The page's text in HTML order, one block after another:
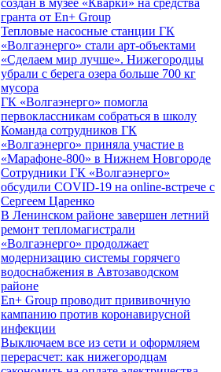
создан в музее «Кварки» на средства
гранта от En+ Group
Тепловые насосные станции ГК
«Волгаэнерго» стали арт-объектами
«Сделаем мир лучше». Нижегородцы
убрали с берега озера больше 700 кг
мусора
ГК «Волгаэнерго» помогла
первоклассникам собраться в школу
Команда сотрудников ГК
«Волгаэнерго» приняла участие в
«Марафоне-800» в Нижнем Новгороде
Сотрудники ГК «Волгаэнерго»
обсудили COVID-19 на online-встрече с
Сергеем Царенко
В Ленинском районе завершен летний
ремонт тепломагистрали
«Волгаэнерго» продолжает
модернизацию системы горячего
водоснабжения в Автозаводском
районе
En+ Group проводит прививочную
кампанию против коронавирусной
инфекции
Выключаем все из сети и оформляем
перерасчет: как нижегородцам